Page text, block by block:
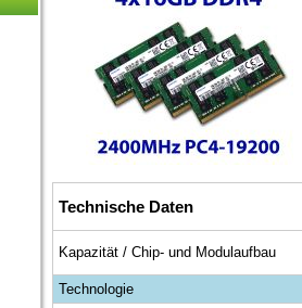
Technische Daten
Kapazität / Chip- und Modulaufbau
Technologie